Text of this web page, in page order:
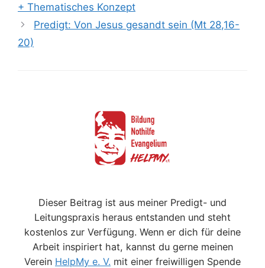
+ Thematisches Konzept
Predigt: Von Jesus gesandt sein (Mt 28,16-
20)
Dieser Beitrag ist aus meiner Predigt- und
Leitungspraxis heraus entstanden und steht
kostenlos zur Verfügung. Wenn er dich für deine
Arbeit inspiriert hat, kannst du gerne meinen
Verein HelpMy e. V. mit einer freiwilligen Spende